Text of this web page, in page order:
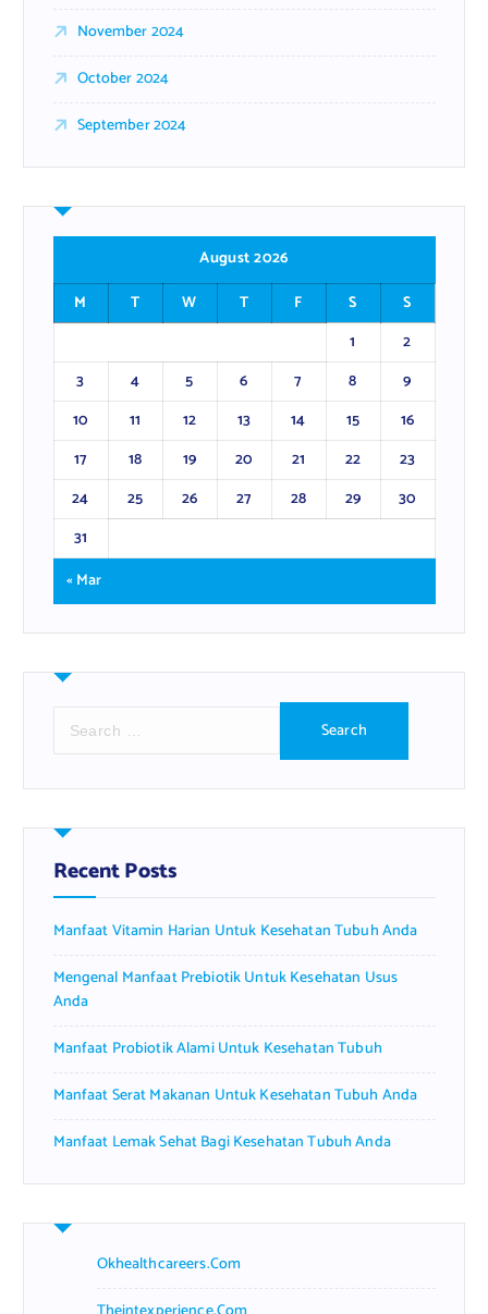
November 2024
October 2024
September 2024
August 2026
M
T W T F S
S
1
2
3
4 5 6 7 8
9
10
11 12 13 14 15
16
17
18 19 20 21 22
23
24
25 26 27 28 29
30
31
« Mar
r
h
f
o
:
Recent Posts
Manfaat Vitamin Harian Untuk Kesehatan Tubuh Anda
Mengenal Manfaat Prebiotik Untuk Kesehatan Usus
Anda
Manfaat Probiotik Alami Untuk Kesehatan Tubuh
Manfaat Serat Makanan Untuk Kesehatan Tubuh Anda
Manfaat Lemak Sehat Bagi Kesehatan Tubuh Anda
Okhealthcareers.com